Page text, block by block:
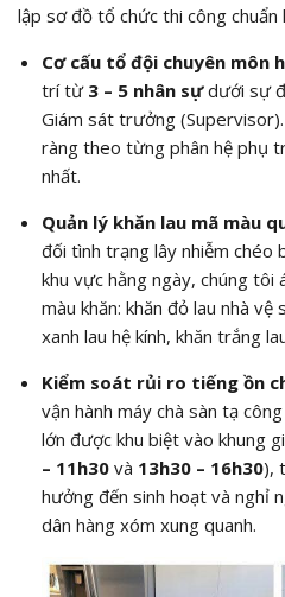
lập sơ đồ tổ chức thi công chuẩn
Cơ cấu tổ đội chuyên môn
trí từ 3 – 5 nhân sựdưới sự
Giám sát trưởng
ràng theo từng phân hệ phụ
nhất.
Quản lý khăn lau mã màu
đối tình trạng lây nhiễm chéo
khu vực hằng ngày, chúng tôi
màu khăn: khăn đỏ lau nhà vệ
xanh lau hệ kính, khăn trắng
Kiểm soát rủi ro tiếng ồn
vận hành máy chà sàn tạ
lớn được khu biệt vào khung
– 11h30và 13h30 – 16h30),
hưởng đến sinh hoạt và nghỉ
dân hàng xóm xung quanh.